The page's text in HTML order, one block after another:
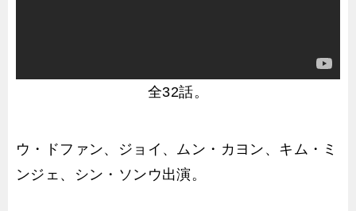
全32話。
ウ・ドファン、ジョイ、ムン・カヨン、キム・ミ
ンジェ、シン・ソンウ出演。